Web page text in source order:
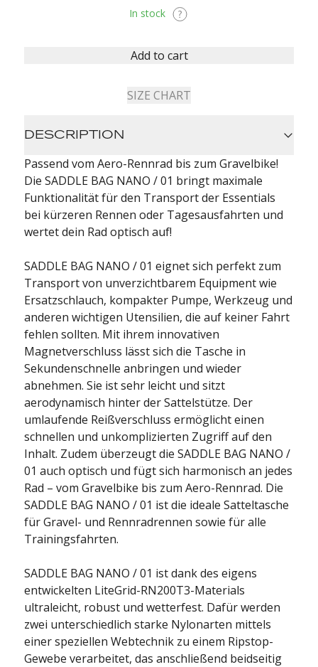
In stock
Add to cart
SIZE CHART
DESCRIPTION
Passend vom Aero-Rennrad bis zum Gravelbike!
Die SADDLE BAG NANO / 01 bringt maximale
Funktionalität für den Transport der Essentials
bei kürzeren Rennen oder Tagesausfahrten und
wertet dein Rad optisch auf!
SADDLE BAG NANO / 01 eignet sich perfekt zum
Transport von unverzichtbarem Equipment wie
Ersatzschlauch, kompakter Pumpe, Werkzeug und
anderen wichtigen Utensilien, die auf keiner Fahrt
fehlen sollten. Mit ihrem innovativen
Magnetverschluss lässt sich die Tasche in
Sekundenschnelle anbringen und wieder
abnehmen. Sie ist sehr leicht und sitzt
aerodynamisch hinter der Sattelstütze. Der
umlaufende Reißverschluss ermöglicht einen
schnellen und unkomplizierten Zugriff auf den
Inhalt. Zudem überzeugt die SADDLE BAG NANO /
01 auch optisch und fügt sich harmonisch an jedes
Rad – vom Gravelbike bis zum Aero-Rennrad. Die
SADDLE BAG NANO / 01 ist die ideale Satteltasche
für Gravel- und Rennradrennen sowie für alle
Trainingsfahrten.
SADDLE BAG NANO / 01 ist dank des eigens
entwickelten LiteGrid-RN200T3-Materials
ultraleicht, robust und wetterfest. Dafür werden
zwei unterschiedlich starke Nylonarten mittels
einer speziellen Webtechnik zu einem Ripstop-
Gewebe verarbeitet, das anschließend beidseitig